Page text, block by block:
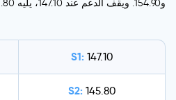
و154.90. ويقف الدعم عند 147.10، يليه 145.80 و143.00.
S1: 147.10
S2: 145.80